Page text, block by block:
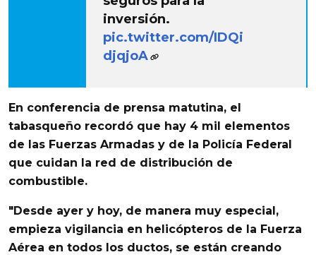
inversión.
pic.twitter.com/IDQi
djqjoA
En conferencia de prensa matutina, el
tabasqueño recordó que hay 4 mil elementos
de las Fuerzas Armadas y de la Policía Federal
que cuidan la red de distribución de
combustible.
"Desde ayer y hoy, de manera muy especial,
empieza vigilancia en helicópteros de la Fuerza
Aérea en todos los ductos, se están creando